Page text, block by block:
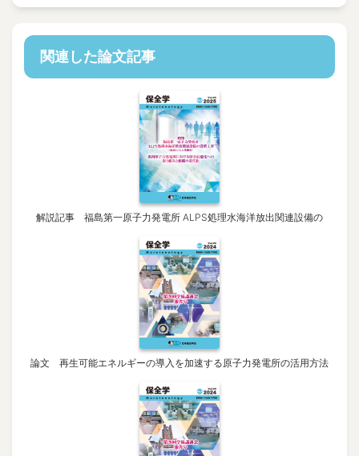
関連した論文記事
解説記事 福島第一原子力発電所 ALPS処理水海洋放出関連設備の
論文 再生可能エネルギーの導入を加速する原子力発電所の活用方法